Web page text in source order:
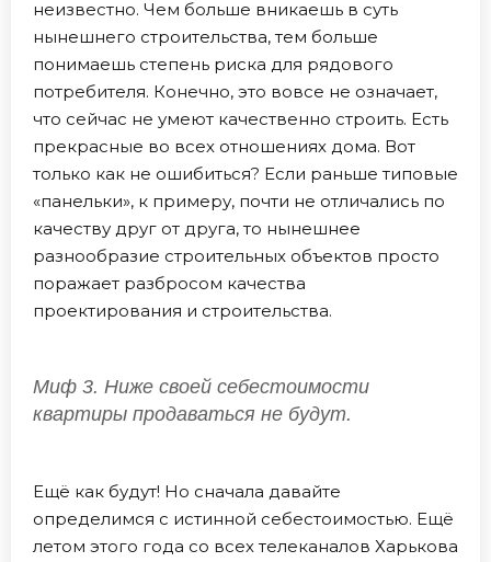
неизвестно. Чем больше вникаешь в суть
нынешнего строительства, тем больше
понимаешь степень риска для рядового
потребителя. Конечно, это вовсе не означает,
что сейчас не умеют качественно строить. Есть
прекрасные во всех отношениях дома. Вот
только как не ошибиться? Если раньше типовые
«панельки», к примеру, почти не отличались по
качеству друг от друга, то нынешнее
разнообразие строительных объектов просто
поражает разбросом качества
проектирования и строительства.
Миф 3. Ниже своей себестоимости
квартиры продаваться не будут.
Ещё как будут! Но сначала давайте
определимся с истинной себестоимостью. Ещё
летом этого года со всех телеканалов Харькова